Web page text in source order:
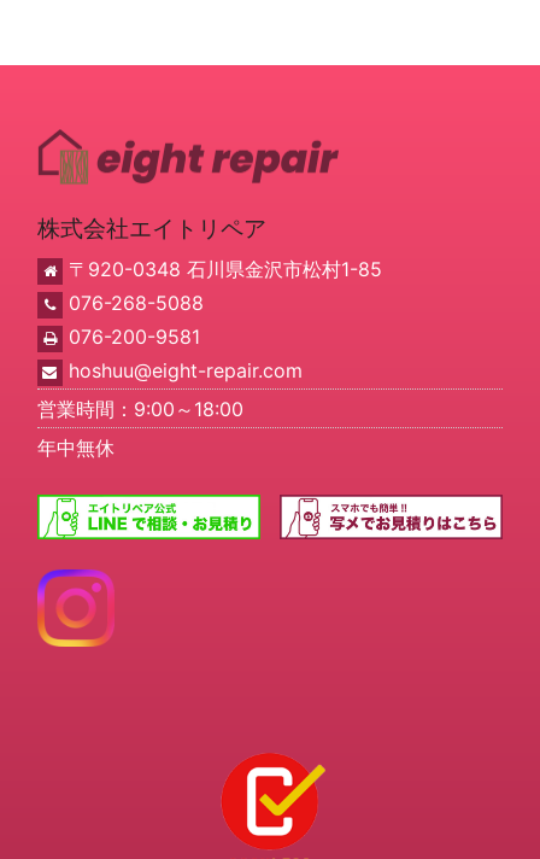
株式会社エイトリペア
〒920-0348 石川県金沢市松村1-85
076-268-5088
076-200-9581
hoshuu@eight-repair.com
営業時間：9:00～18:00
年中無休